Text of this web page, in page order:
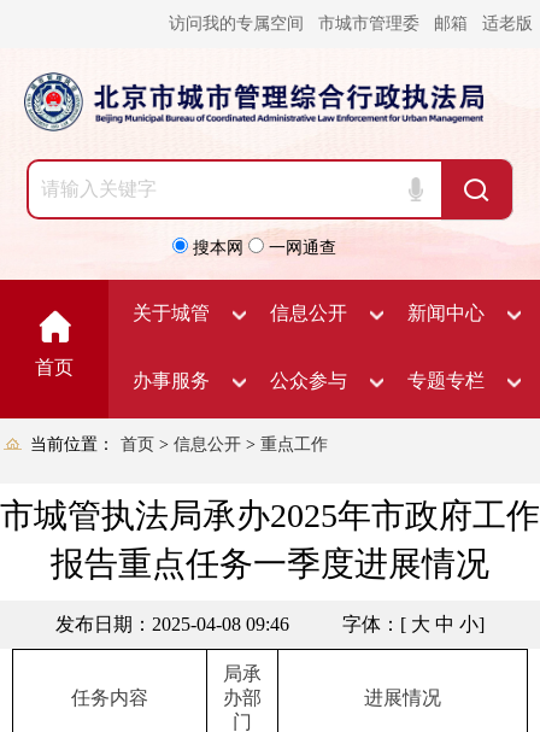
访问我的专属空间 市城市管理委 邮箱 适老版
搜本网 一网通查
首页
关于城管 信息公开 新闻中心
办事服务 公众参与 专题专栏
当前位置： 首页 > 信息公开 > 重点工作
市城管执法局承办2025年市政府工作
报告重点任务一季度进展情况
发布日期：2025-04-08 09:46 字体：[ 大 中 小]
任务内容
局承
办部
门
进展情况